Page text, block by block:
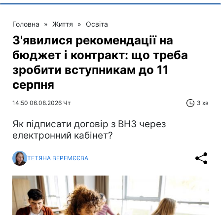
Головна » Життя » Освіта
З'явилися рекомендації на
бюджет і контракт: що треба
зробити вступникам до 11
серпня
14:50 06.08.2026 Чт 3 хв
Як підписати договір з ВНЗ через
електронний кабінет?
ТЕТЯНА ВЕРЕМЄЄВА